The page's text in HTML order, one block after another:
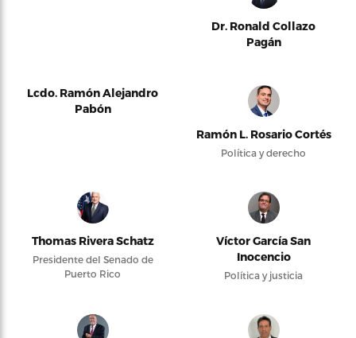
Dr. Ronald Collazo
Pagán
Lcdo. Ramón Alejandro
Pabón
Ramón L. Rosario Cortés
Política y derecho
Thomas Rivera Schatz
Presidente del Senado de
Puerto Rico
Víctor García San
Inocencio
Política y justicia